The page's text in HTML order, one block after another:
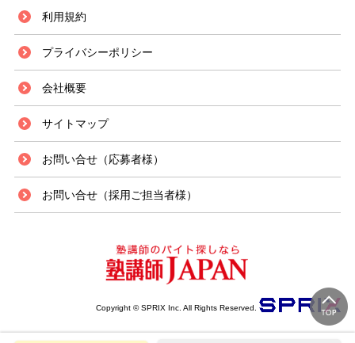
利用規約
プライバシーポリシー
会社概要
サイトマップ
お問い合せ（応募者様）
お問い合せ（採用ご担当者様）
Copyright © SPRIX Inc. All Rights Reserved.